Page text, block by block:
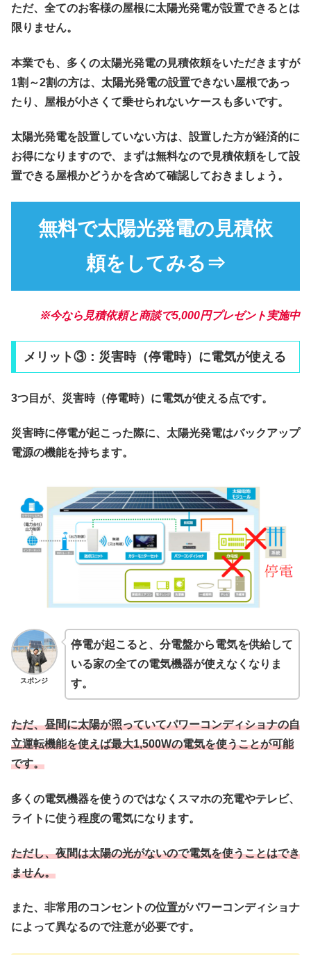
ただ、全てのお客様の屋根に太陽光発電が設置できるとは
限りません。
本業でも、多くの太陽光発電の見積依頼をいただきますが
1割～2割の方は、太陽光発電の設置できない屋根であっ
たり、屋根が小さくて乗せられないケースも多いです。
太陽光発電を設置していない方は、設置した方が経済的に
お得になりますので、まずは無料なので見積依頼をして設
置できる屋根かどうかを含めて確認しておきましょう。
無料で太陽光発電の見積依
頼をしてみる⇒
※今なら見積依頼と商談で5,000円プレゼント実施中
メリット③： 災害時（停電時）に電気が使える
3つ目が、災害時（停電時）に電気が使える点です。
災害時に停電が起こった際に、太陽光発電はバックアップ
電源の機能を持ちます。
スポンジ
停電が起こると、分電盤から電気を供給して
いる家の全ての電気機器が使えなくなりま
す。
ただ、昼間に太陽が照っていてパワーコンディショナの自
立運転機能を使えば最大1,500Wの電気を使うことが可能
です。
多くの電気機器を使うのではなくスマホの充電やテレビ、
ライトに使う程度の電気になります。
ただし、夜間は太陽の光がないので電気を使うことはでき
ません。
また、非常用のコンセントの位置がパワーコンディショナ
によって異なるので注意が必要です。